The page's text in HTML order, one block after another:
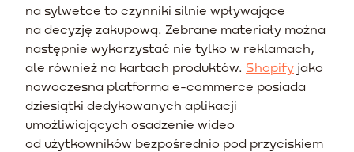
na sylwetce to czynniki silnie wpływające
na decyzję zakupową. Zebrane materiały można
następnie wykorzystać nie tylko w reklamach,
ale również na kartach produktów. Shopify jako
nowoczesna platforma e-commerce posiada
dziesiątki dedykowanych aplikacji
umożliwiających osadzenie wideo
od użytkowników bezpośrednio pod przyciskiem